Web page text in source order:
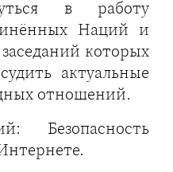
в работу
Наций и
которых
актуальные
отношений.
Безопасность